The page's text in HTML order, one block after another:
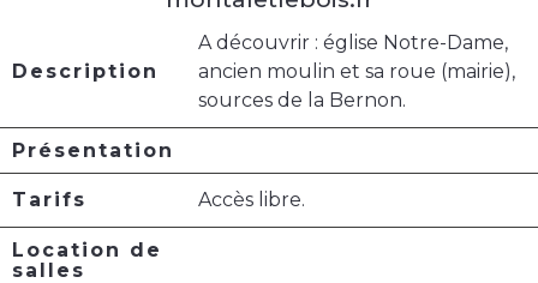
Description
A découvrir : église Notre-Dame,
ancien moulin et sa roue (mairie),
sources de la Bernon.
Présentation
Tarifs Accès libre.
Location de
salles